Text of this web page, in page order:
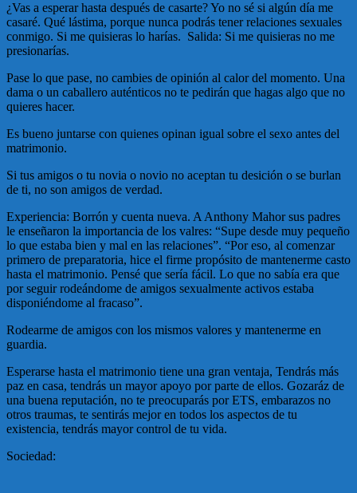
¿Vas a esperar hasta después de casarte? Yo no sé si algún día me
casaré. Qué lástima, porque nunca podrás tener relaciones sexuales
conmigo. Si me quisieras lo harías. Salida: Si me quisieras no me
presionarías.
Pase lo que pase, no cambies de opinión al calor del momento. Una
dama o un caballero auténticos no te pedirán que hagas algo que no
quieres hacer.
Es bueno juntarse con quienes opinan igual sobre el sexo antes del
matrimonio.
Si tus amigos o tu novia o novio no aceptan tu desición o se burlan
de ti, no son amigos de verdad.
Experiencia: Borrón y cuenta nueva. A Anthony Mahor sus padres
le enseñaron la importancia de los valres: “Supe desde muy pequeño
lo que estaba bien y mal en las relaciones”. “Por eso, al comenzar
primero de preparatoria, hice el firme propósito de mantenerme casto
hasta el matrimonio. Pensé que sería fácil. Lo que no sabía era que
por seguir rodeándome de amigos sexualmente activos estaba
disponiéndome al fracaso”.
Rodearme de amigos con los mismos valores y mantenerme en
guardia.
Esperarse hasta el matrimonio tiene una gran ventaja, Tendrás más
paz en casa, tendrás un mayor apoyo por parte de ellos. Gozaráz de
una buena reputación, no te preocuparás por ETS, embarazos no
otros traumas, te sentirás mejor en todos los aspectos de tu
existencia, tendrás mayor control de tu vida.
Sociedad: